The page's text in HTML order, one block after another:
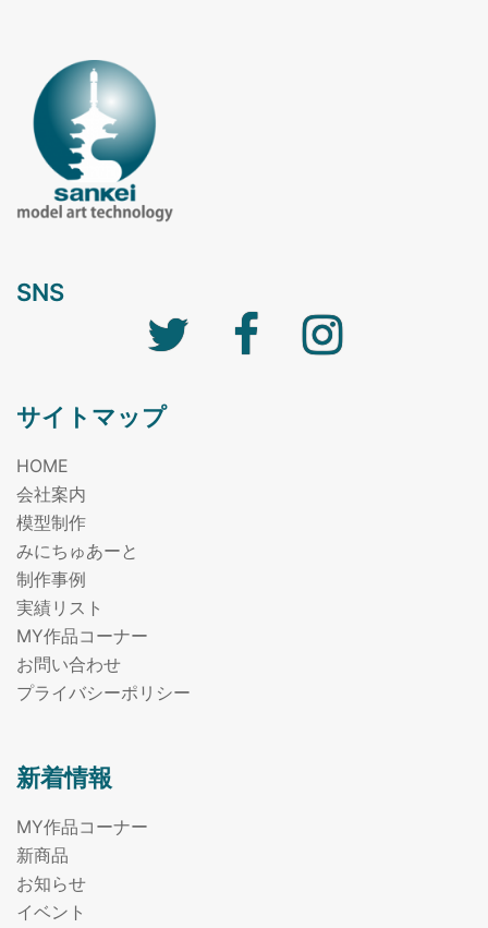
SNS
サイトマップ
HOME
会社案内
模型制作
みにちゅあーと
制作事例
実績リスト
MY作品コーナー
お問い合わせ
プライバシーポリシー
新着情報
MY作品コーナー
新商品
お知らせ
イベント